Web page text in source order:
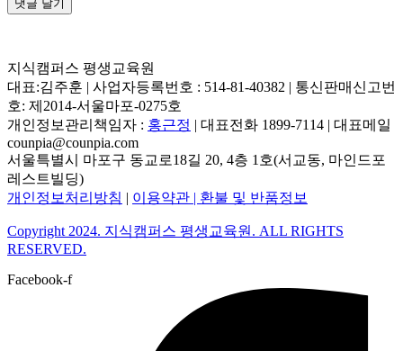
지식캠퍼스 평생교육원
대표:김주훈 | 사업자등록번호 : 514-81-40382 | 통신판매신고번
호: 제2014-서울마포-0275호
개인정보관리책임자 : 홍근정
| 대표전화 1899-7114 | 대표메일
counpia@counpia.com
서울특별시 마포구 동교로18길 20, 4층 1호(서교동, 마인드포
레스트빌딩)
개인정보처리방침
이용약관 | 환불 및 반품정보
Copyright 2024. 지식캠퍼스 평생교육원. ALL RIGHTS
RESERVED.
Facebook-f